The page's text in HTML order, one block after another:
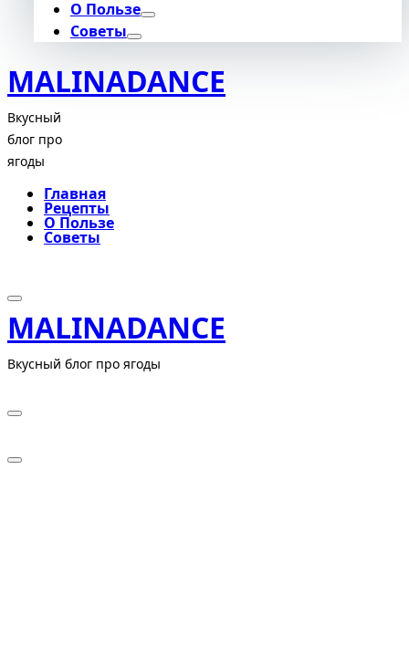
О Пользе
Советы
MALINADANCE
Вкусный
блог про
ягоды
Главная
Рецепты
О Пользе
Советы
MALINADANCE
Вкусный блог про ягоды